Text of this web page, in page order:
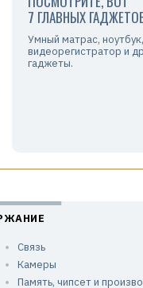
7 ГЛАВНЫХ
Умный матрас, ноутбук,
видеорегистратор и
гаджеты.
Связь
Камеры
Память, чипсет и